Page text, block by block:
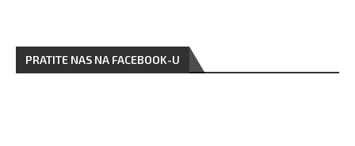
PRATITE NAS NA FACEBOOK-U